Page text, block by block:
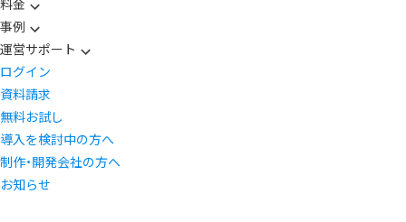
料金
事例
運営サポート
ログイン
資料請求
無料お試し
導入を検討中の方へ
制作・開発会社の方へ
お知らせ